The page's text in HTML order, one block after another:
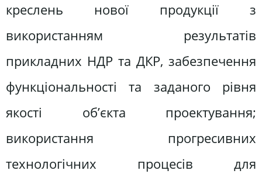
креслень нової продукції з
використанням результатів
прикладних НДР та ДКР, забезпечення
функціональності та заданого рівня
якості об’єкта проектування;
використання прогресивних
технологічних процесів для